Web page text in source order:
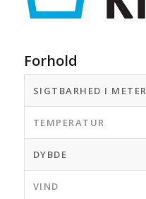
Forhold
SIGTBARHED I METER
TEMPERATUR
DYBDE
VIND